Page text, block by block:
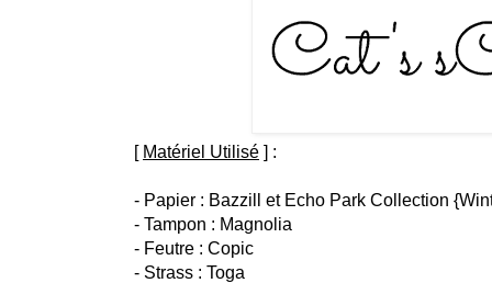
[ Matériel Utilisé ] :
- Papier : Bazzill et Echo Park Collection
- Tampon : Magnolia
- Feutre : Copic
- Strass : Toga